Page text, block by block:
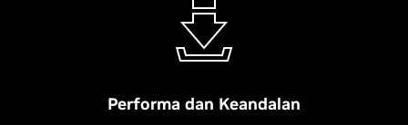
Performa dan Keandalan